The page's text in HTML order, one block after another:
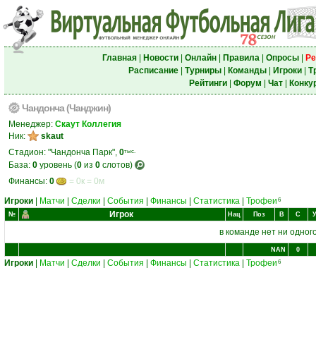
Главная| Новости| Онлайн| Правила| Опросы|
Расписание| Турниры| Команды| Игроки|
Рейтинги| Форум Чат|
Чандонча (Чанджин)
Менеджер: Скаут Коллегия
Ник:
skaut
Стадион: "Чандонча Парк", 0тыс.
База: 0 уровень (0 из 0 слотов)
Финансы: 0
= 0к = 0м
Игроки
Матчи Сделки События Финансы Статистика Трофеи 6
№ Игрок Нац Поз В С У
в команде нет ни
NAN 0
Игроки Матчи Сделки События Финансы Статистика Трофеи 6